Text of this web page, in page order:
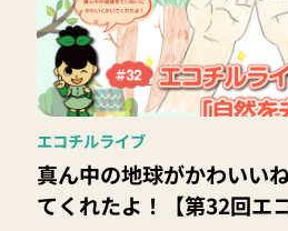
エコチルライブ
真ん中の地球がかわいい
てくれたよ！【第32回エ